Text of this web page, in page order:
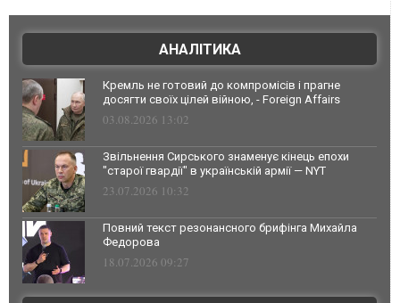
АНАЛІТИКА
Кремль не готовий до компромісів і прагне
досягти своїх цілей війною, - Foreign Affairs
03.08.2026 13:02
Звільнення Сирського знаменує кінець епохи
"старої гвардії" в українській армії — NYT
23.07.2026 10:32
Повний текст резонансного брифінга Михайла
Федорова
18.07.2026 09:27